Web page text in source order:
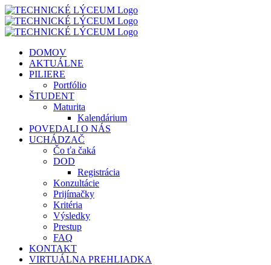
Skip
to
content
DOMOV
AKTUÁLNE
PILIERE
Portfólio
ŠTUDENT
Maturita
Kalendárium
POVEDALI O NÁS
UCHÁDZAČ
Čo ťa čaká
DOD
Registrácia
Konzultácie
Prijímačky
Kritéria
Výsledky
Prestup
FAQ
KONTAKT
VIRTUÁLNA PREHLIADKA